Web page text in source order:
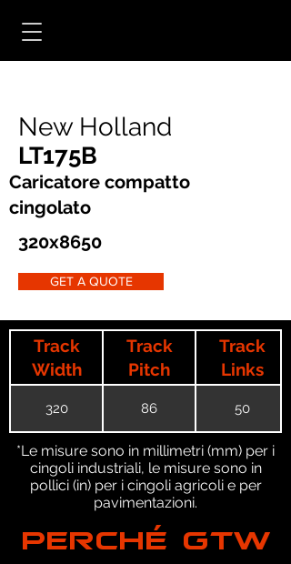
New Holland
LT175B
Caricatore compatto
cingolato
320x8650
GET A QUOTE
Track
Width
Track
Pitch
Track
Links
320 86 50
*Le misure sono in millimetri (mm) per i
cingoli industriali, le misure sono in
pollici (in) per i cingoli agricoli e per
pavimentazioni.
PERCHÉ GTW